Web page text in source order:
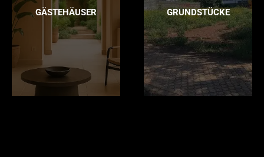
GÄSTEHÄUSER GRUNDSTÜCKE